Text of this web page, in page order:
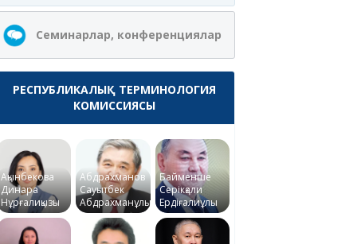
Семинарлар, конференциялар
РЕСПУБЛИКАЛЫҚ ТЕРМИНОЛОГИЯ
КОМИССИЯСЫ
Ақынбекова
Динара
Нұрғалиқызы
Абдрахманов
Сауытбек
Абдрахманұлы
Байменше
Серікқали
Ердіғалиұлы